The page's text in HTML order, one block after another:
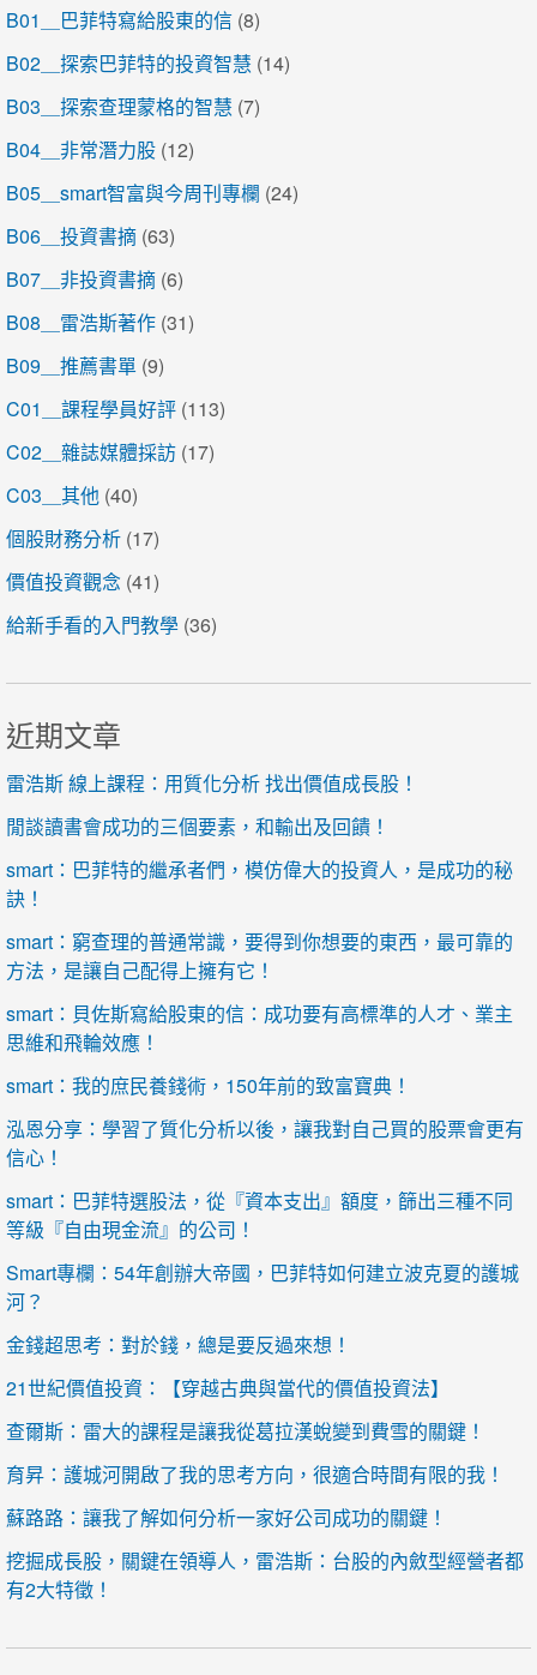
B01＿巴菲特寫給股東的信 (8)
B02＿探索巴菲特的投資智慧 (14)
B03＿探索查理蒙格的智慧 (7)
B04＿非常潛力股 (12)
B05＿smart智富與今周刊專欄 (24)
B06＿投資書摘 (63)
B07＿非投資書摘 (6)
B08＿雷浩斯著作 (31)
B09＿推薦書單 (9)
C01＿課程學員好評 (113)
C02＿雜誌媒體採訪 (17)
C03＿其他 (40)
個股財務分析 (17)
價值投資觀念 (41)
給新手看的入門教學 (36)
近期文章
雷浩斯 線上課程：用質化分析 找出價值成長股！
閒談讀書會成功的三個要素，和輸出及回饋！
smart：巴菲特的繼承者們，模仿偉大的投資人，是成功的秘
訣！
smart：窮查理的普通常識，要得到你想要的東西，最可靠的
方法，是讓自己配得上擁有它！
smart：貝佐斯寫給股東的信：成功要有高標準的人才、業主
思維和飛輪效應！
smart：我的庶民養錢術，150年前的致富寶典！
泓恩分享：學習了質化分析以後，讓我對自己買的股票會更有
信心！
smart：巴菲特選股法，從『資本支出』額度，篩出三種不同
等級『自由現金流』的公司！
Smart專欄：54年創辦大帝國，巴菲特如何建立波克夏的護城
河？
金錢超思考：對於錢，總是要反過來想！
21世紀價值投資：【穿越古典與當代的價值投資法】
查爾斯：雷大的課程是讓我從葛拉漢蛻變到費雪的關鍵！
育昇：護城河開啟了我的思考方向，很適合時間有限的我！
蘇路路：讓我了解如何分析一家好公司成功的關鍵！
挖掘成長股，關鍵在領導人，雷浩斯：台股的內斂型經營者都
有2大特徵！